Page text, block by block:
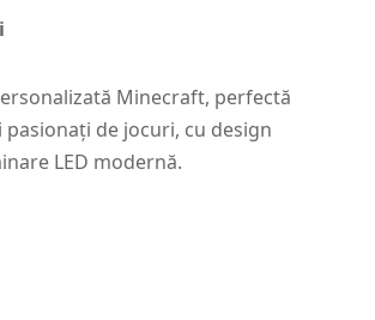
Minecraft, perfectă
de jocuri, cu design
LED modernă.